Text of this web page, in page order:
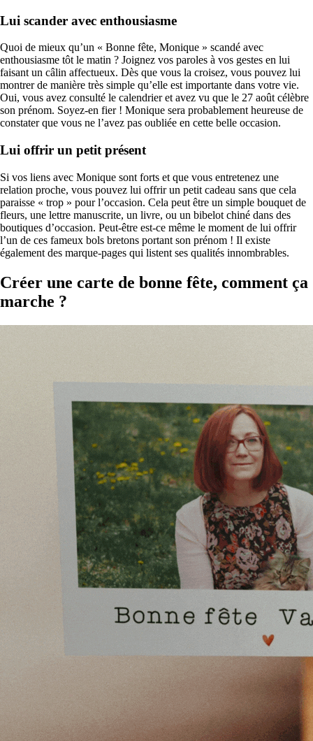
Lui scander avec enthousiasme
Quoi de mieux qu’un « Bonne fête, Monique » scandé avec
enthousiasme tôt le matin ? Joignez vos paroles à vos gestes en lui
faisant un câlin affectueux. Dès que vous la croisez, vous pouvez lui
montrer de manière très simple qu’elle est importante dans votre vie.
Oui, vous avez consulté le calendrier et avez vu que le 27 août célèbre
son prénom. Soyez-en fier ! Monique sera probablement heureuse de
constater que vous ne l’avez pas oubliée en cette belle occasion.
Lui offrir un petit présent
Si vos liens avec Monique sont forts et que vous entretenez une
relation proche, vous pouvez lui offrir un petit cadeau sans que cela
paraisse « trop » pour l’occasion. Cela peut être un simple bouquet de
fleurs, une lettre manuscrite, un livre, ou un bibelot chiné dans des
boutiques d’occasion. Peut-être est-ce même le moment de lui offrir
l’un de ces fameux bols bretons portant son prénom ! Il existe
également des marque-pages qui listent ses qualités innombrables.
Créer une carte de bonne fête, comment ça
marche ?